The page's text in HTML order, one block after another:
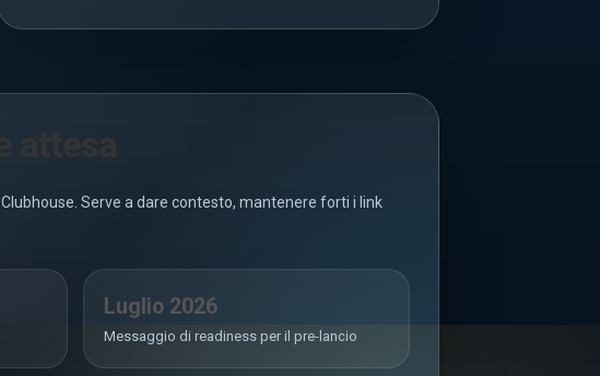
Serve a dare contesto, mantenere forti i link
Luglio 2026
Messaggio di readiness per il pre-lancio